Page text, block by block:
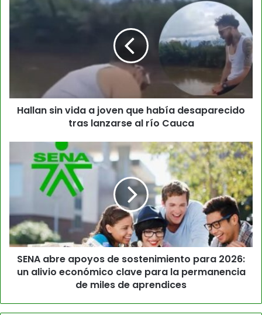
Hallan sin vida a joven que había desaparecido
tras lanzarse al río Cauca
SENA abre apoyos de sostenimiento para 2026:
un alivio económico clave para la permanencia
de miles de aprendices